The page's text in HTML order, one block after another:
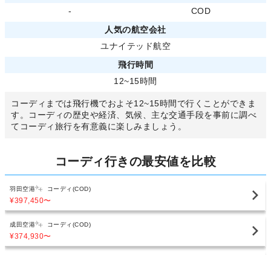
-
COD
人気の航空会社
ユナイテッド航空
飛行時間
12~15時間
コーディまでは飛行機でおよそ12~15時間で行くことができま
す。コーディの歴史や経済、気候、主な交通手段を事前に調べ
てコーディ旅行を有意義に楽しみましょう。
コーディ行きの最安値を比較
羽田空港 コーディ(COD)
¥397,450〜
成田空港 コーディ(COD)
¥374,930〜